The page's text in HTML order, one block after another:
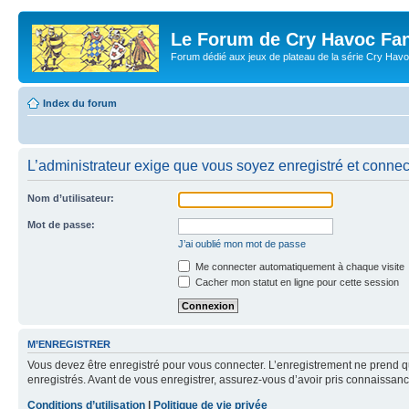
Le Forum de Cry Havoc
Forum dédié aux jeux de plateau de la série Cry
Index du forum
L’administrateur exige que vous soyez enregistré et
Nom d’utilisateur:
Mot de passe:
J’ai oublié mon mot de passe
Me connecter automatiquement à chaque visite
Cacher mon statut en ligne pour cette session
M’ENREGISTRER
Vous devez être enregistré pour vous connecter. L’enregistrement ne
enregistrés. Avant de vous enregistrer, assurez-vous d’avoir pris
Conditions d’utilisation
Politique de vie privée